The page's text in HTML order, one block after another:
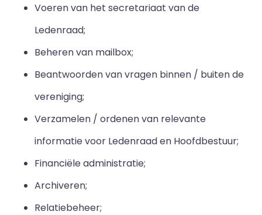
Voeren van het secretariaat van de
Ledenraad;
Beheren van mailbox;
Beantwoorden van vragen binnen / buiten de
vereniging;
Verzamelen / ordenen van relevante
informatie voor Ledenraad en Hoofdbestuur;
Financiële administratie;
Archiveren;
Relatiebeheer;